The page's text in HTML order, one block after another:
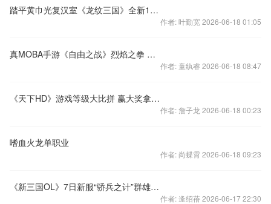
踏平黄巾光复汉室《龙纹三国》全新137区开启
作者: 叶勤宽 2026-06-18 01:05
真MOBA手游《自由之战》烈焰之拳 巴斯介绍
作者: 童纨睿 2026-06-18 08:47
《天下HD》游戏等级大比拼 赢大奖拿周边！
作者: 詹子龙 2026-06-18 00:23
嗜血火龙单职业
作者: 尚蝶霄 2026-06-18 09:23
《新三国OL》7日新服“骄兵之计”群雄并起
作者: 逄绍蓓 2026-06-17 22:30